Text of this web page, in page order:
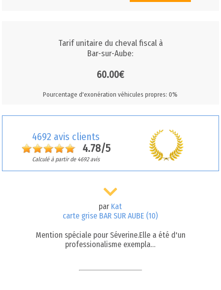
Tarif unitaire du cheval fiscal à
Bar-sur-Aube:
60.00€
Pourcentage d'exonération véhicules propres: 0%
4692 avis clients
4.78/5
Calculé à partir de 4692 avis
par Kat
carte grise BAR SUR AUBE (10)
Mention spéciale pour Séverine.Elle a été d'un
professionalisme exempla…